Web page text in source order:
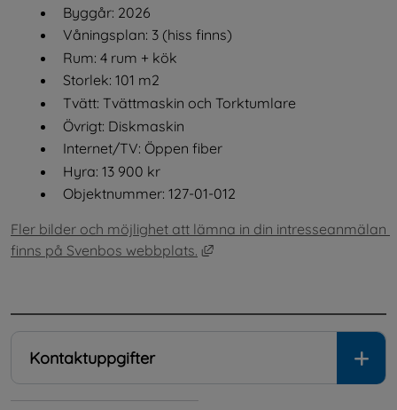
Byggår: 2026
Våningsplan: 3 (hiss finns)
Rum: 4 rum + kök
Storlek: 101 m2
Tvätt: Tvättmaskin och Torktumlare
Övrigt: Diskmaskin
Internet/TV: Öppen fiber
Hyra: 13 900 kr
Objektnummer: 127-01-012
Fler bilder och möjlighet att lämna in din intresseanmälan
finns på Svenbos webbplats.
Länk till annan webbplats,
Kontaktuppgifter